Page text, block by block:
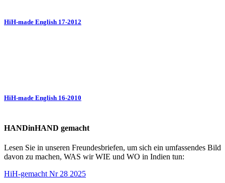
HiH-made English 17-2012
HiH-made English 16-2010
HANDinHAND gemacht
Lesen Sie in unseren Freundesbriefen, um sich ein umfassendes Bild
davon zu machen, WAS wir WIE und WO in Indien tun:
HiH-gemacht Nr 28 2025